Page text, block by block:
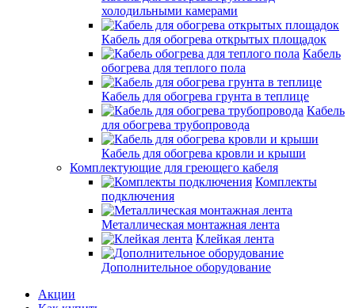
холодильными камерами
Кабель для обогрева открытых площадок
Кабель
обогрева для теплого пола
Кабель для обогрева грунта в теплице
Кабель
для обогрева трубопровода
Кабель для обогрева кровли и крыши
Комплектующие для греющего кабеля
Комплекты
подключения
Металлическая монтажная лента
Клейкая лента
Дополнительное оборудование
Акции